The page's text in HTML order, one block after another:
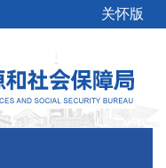
关怀版